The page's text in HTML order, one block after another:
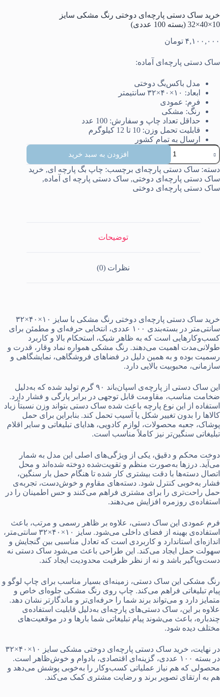
خرید ساک دستی پارچه‌ای دوختی رنگ مشکی سایز
10×40×32 (بسته 100 عددی)
۴,۱۰۰,۰۰۰ تومان
ساک دستی پارچه‌ای آماده:
مدل باکس‌بگ دوختی
ابعاد: ۱۰×۴۰×۳۲ سانتیمتر
فرم: عمودی
رنگ: مشکی
حداقل تعداد چاپ و سفارش: 100 عدد
قابلیت تحمل وزن: 10 تا 12 کیلوگرم
ارسال به تمام کشور
خرید
ساک
دستی
پارچه‌ای
دوختی
رنگ
افزودن به سبد خرید
دسته: ساک دستی پارچه‌ای برچسب: چاپ بگ پارچه ای, خرید
ساک دستی پارچه‌ای دوختی, ساک دستی پارچه ای آماده,
ساک دستی پارچه‌ای دوختی
توضیحات
نظرات (0)
خرید ساک دستی پارچه‌ای دوختی رنگ مشکی با سایز ۱۰×۴۰×۳۲
سانتی‌متر در بسته‌بندی ۱۰۰ عددی، انتخابی حرفه‌ای و مطمئن برای
کسب‌وکارهایی است که به ظاهر شیک، استحکام بالا و کاربرد
طولانی‌مدت اهمیت می‌دهند. رنگ مشکی همواره نماد وقار، قدرت و
رسمیت بوده و به همین دلیل در فضاهای فروشگاهی، نمایشگاهی و
سازمانی، محبوبیت بالایی دارد.
این ساک دستی از پارچه‌ی اسپان‌باند ۹۰ گرم تولید شده که به‌دلیل
ضخامت مناسب، مقاومت قابل توجهی در برابر پارگی و فشار دارد.
استفاده از این نوع پارچه باعث شده ساک دستی بتواند وزن نسبتاً زیاد
کالاها را بدون تغییر شکل یا آسیب تحمل کند. بنابراین برای حمل
پوشاک، جعبه محصولات، لوازم کادویی، هدایای تبلیغاتی و سایر اقلام
تبلیغاتی سنگین‌تر نیز کاملاً مناسب است.
دوخت محکم و دقیق، یکی از ویژگی‌های اصلی این مدل به شمار
می‌آید. درزها به‌صورت منظم و تقویت‌شده دوخته شده‌اند و محل
اتصال دسته‌ها با دقت بیشتری کار شده تا هنگام حمل بار سنگین،
فشار به‌خوبی کنترل شود. دسته‌های مقاوم و خوش‌دست، تجربه‌ی
حمل راحت‌تری را برای مشتری فراهم می‌کنند و حس اطمینان را در
استفاده‌ی روزمره افزایش می‌دهند.
فرم عمودی این ساک دستی، علاوه بر ظاهر رسمی و مرتب، باعث
استفاده‌ی بهینه از فضای داخلی می‌شود. سایز ۱۰×۴۰×۳۲ سانتی‌متر،
اندازه‌ای استاندارد و کاربردی است که تعادل مناسبی بین گنجایش و
سهولت حمل ایجاد می‌کند. این طراحی باعث می‌شود ساک دستی نه
دست‌وپاگیر باشد و نه از نظر ظرفیت محدودیت ایجاد کند.
رنگ مشکی این ساک دستی، زمینه‌ای بسیار مناسب برای چاپ لوگو و
پیام تبلیغاتی فراهم می‌کند. چاپ روی رنگ مشکی جلوه‌ای خاص و
متمایز دارد و می‌تواند برند شما را حرفه‌ای‌تر و ماندگارتر نشان دهد.
علاوه بر این، ساک دستی‌های پارچه‌ای به‌دلیل قابلیت استفاده‌ی
چندباره، باعث می‌شوند پیام تبلیغاتی شما بارها و در موقعیت‌های
مختلف دیده شود.
در نهایت، خرید ساک دستی پارچه‌ای دوختی مشکی سایز ۱۰×۴۰×۳۲
در بسته ۱۰۰ عددی، گزینه‌ای اقتصادی، بادوام و خوش‌ظاهر است.
محصولی که هم نیاز عملیاتی کسب‌وکار را به‌خوبی پوشش می‌دهد و
هم به ارتقای تصویر برند و رضایت مشتری کمک می‌کند.